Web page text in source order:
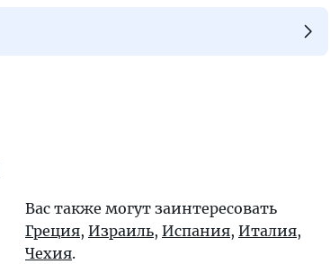
Вас также могут заинтересовать
Греция, Израиль, Испания, Италия,
Чехия.